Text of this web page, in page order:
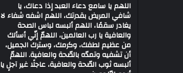
اللهم يا سامع دعاء العبد إذا دعاك، يا
شافي المريض بقدرتك، اللهم اشفه شفاء لا
يغادر سقمًا، اللهم ألبسه لباس الصحة
والعافية يا رب العالمين، اللهمّ إنّي أسألك
من عظيم لطفك، وكرمك، وسترك الجميل،
أن تشفيه وتمدّه بالصّحة والعافية. اللهمّ
ألبسه ثوب الصّحة والعافية، عاجلًا غير آجلٍ يا